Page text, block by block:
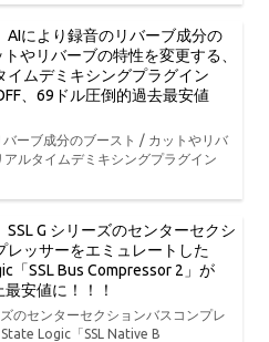
AIにより録音のリバーブ成分の
やリバーブの特性を変更する、
イムデミキシングプラグイン
、69ドル圧倒的過去最安値
バーブ成分のブースト / カットやリバ
ルタイムデミキシングプラグイン
SSL G シリーズのセンターセクシ
レッサーをエミュレートした
「SSL Bus Compressor 2」が
安値に！！！
ズのセンターセクションバスコンプレ
Logic「SSL Native B